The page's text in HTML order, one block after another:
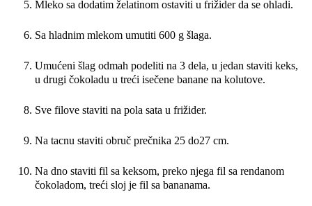
Mleko sa dodatim želatinom ostaviti u frižider da se ohladi.
Sa hladnim mlekom umutiti 600 g šlaga.
Umućeni šlag odmah podeliti na 3 dela, u jedan staviti keks,
u drugi čokoladu u treći isečene banane na kolutove.
Sve filove staviti na pola sata u frižider.
Na tacnu staviti obruč prečnika 25 do27 cm.
Na dno staviti fil sa keksom, preko njega fil sa rendanom
čokoladom, treći sloj je fil sa bananama.